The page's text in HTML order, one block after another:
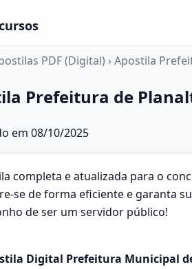
PDF (Digital) › Apostila
Prefeitura de
em 08/10/2025
completa e atualizada para o
se de forma eficiente e garanta
de ser um servidor público!
Digital Prefeitura Municipal